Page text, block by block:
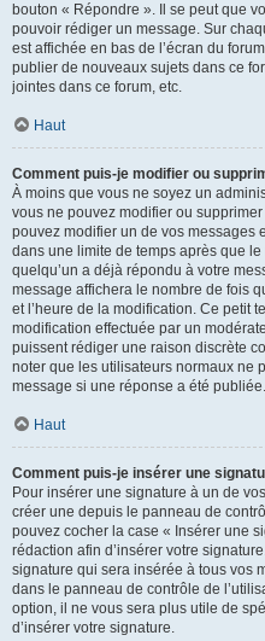
bouton « Répondre ». Il se peut que
pouvoir rédiger un message. Sur
est affichée en bas de l’écran du
publier de nouveaux sujets dans ce
jointes dans ce forum, etc.
Haut
Comment puis-je modifier ou
À moins que vous ne soyez un
vous ne pouvez modifier ou
pouvez modifier un de vos messages
dans une limite de temps après que
quelqu’un a déjà répondu à votre
message affichera le nombre de fois
et l’heure de la modification. Ce petit
modification effectuée par un
puissent rédiger une raison discrète
noter que les utilisateurs normaux ne
message si une réponse a été publiée.
Haut
Comment puis-je insérer une
Pour insérer une signature à un de
créer une depuis le panneau de
pouvez cocher la case « Insérer une
rédaction afin d’insérer votre
signature qui sera insérée à tous vos
dans le panneau de contrôle de
option, il ne vous sera plus utile de
d’insérer votre signature.